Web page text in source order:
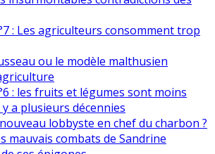
: Les agriculteurs consomment trop
ou le modèle malthusien
: les fruits et légumes sont moins
a plusieurs décennies
lobbyste en chef du charbon ?
mauvais combats de Sandrine